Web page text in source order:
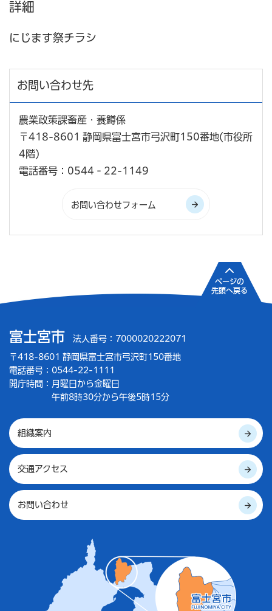
詳細
にじます祭チラシ
お問い合わせ先
農業政策課畜産・養鱒係
〒418-8601 静岡県富士宮市弓沢町150番地(市役所
4階)
電話番号：0544‐22-1149
富士宮市 法人番号：7000020222071
〒418-8601 静岡県富士宮市弓沢町150番地
電話番号：0544-22-1111
開庁時間： 月曜日から金曜日
午前8時30分から午後5時15分
組織案内
交通アクセス
お問い合わせ
ページの
先頭へ戻る